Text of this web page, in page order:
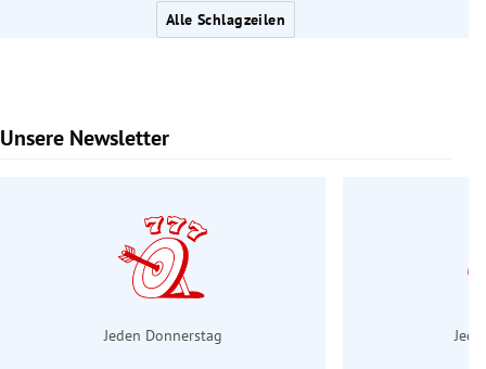
Alle Schlagzeilen
Unsere Newsletter
Slide 1 von 6
Jeden Donnerstag